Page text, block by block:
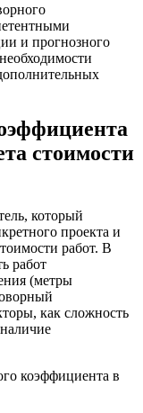
и прогнозного
стоимости
который
проекта и
работ. В
работ
(метры
как сложность
коэффициента в